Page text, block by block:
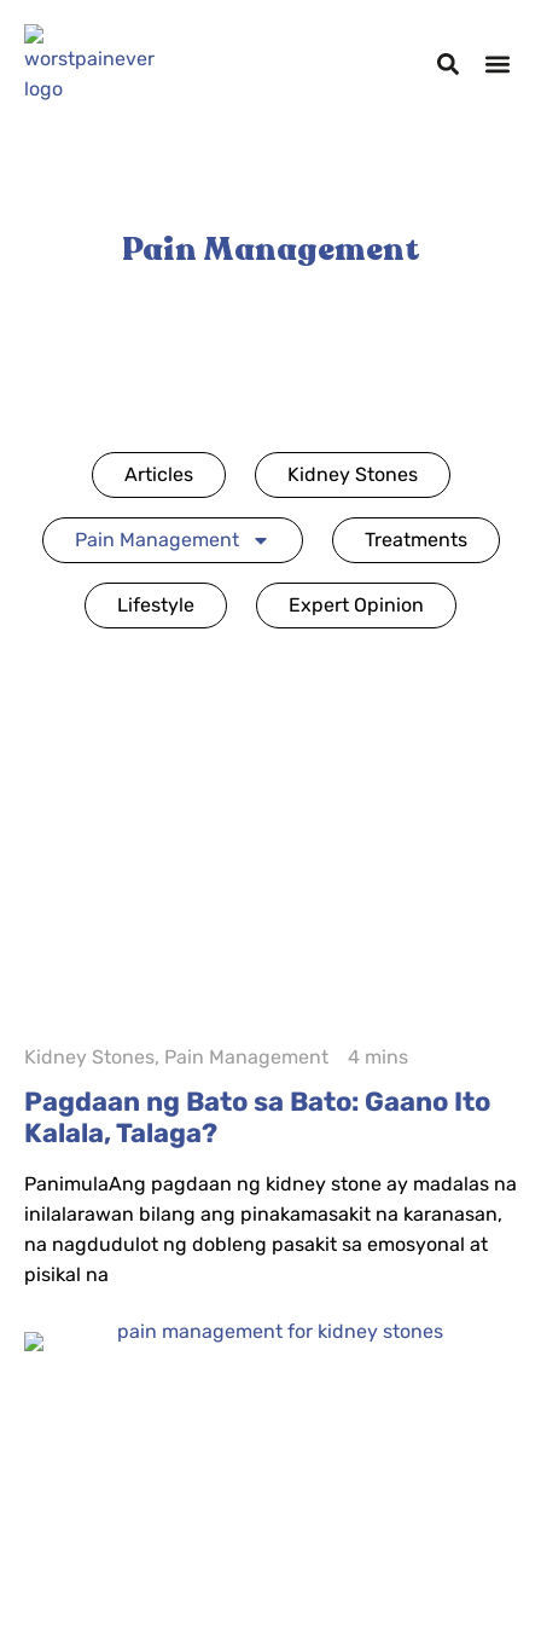
Pain Management
Articles Kidney Stones
Pain Management Treatments
Lifestyle Expert Opinion
Kidney Stones, Pain Management 4 mins
Pagdaan ng Bato sa Bato: Gaano Ito
Kalala, Talaga?
PanimulaAng pagdaan ng kidney stone ay madalas na
inilalarawan bilang ang pinakamasakit na karanasan,
na nagdudulot ng dobleng pasakit sa emosyonal at
pisikal na